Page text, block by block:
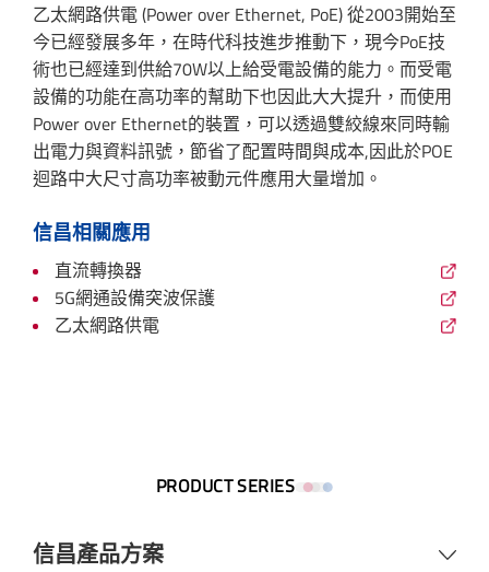
乙太網路供電 (Power over Ethernet, PoE) 從2003開始至
今已經發展多年，在時代科技進步推動下，現今PoE技
術也已經達到供給70W以上給受電設備的能力。而受電
設備的功能在高功率的幫助下也因此大大提升，而使用
Power over Ethernet的裝置，可以透過雙絞線來同時輸
出電力與資料訊號，節省了配置時間與成本,因此於POE
迴路中大尺寸高功率被動元件應用大量增加。
信昌相關應用
直流轉換器
5G網通設備突波保護
乙太網路供電
PRODUCT SERIES
信昌產品方案